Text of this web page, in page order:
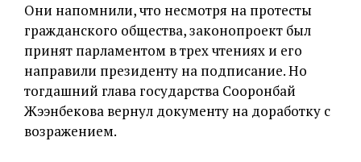
Они напомнили, что несмотря на протесты
гражданского общества, законопроект был
принят парламентом в трех чтениях и его
направили президенту на подписание. Но
тогдашний глава государства Сооронбай
Жээнбекова вернул документу на доработку с
возражением.